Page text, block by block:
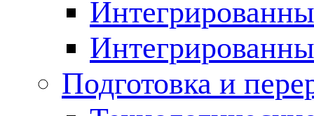
Подготовка и